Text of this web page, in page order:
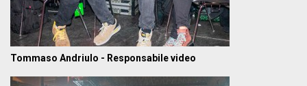
Tommaso Andriulo - Responsabile video